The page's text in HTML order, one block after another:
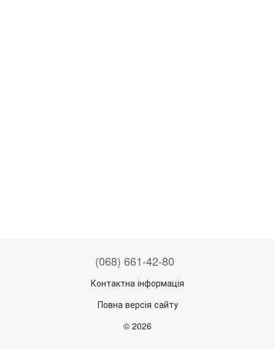
(068) 661-42-80
Контактна інформація
Повна версія сайту
© 2026